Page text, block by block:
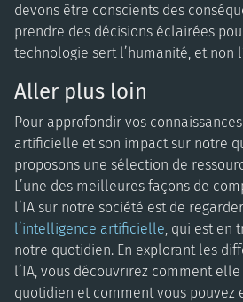
devons être conscients des
prendre des décisions éclairées
technologie sert l’humanité, et non
Aller plus loin
Pour approfondir vos
artificielle et son impact sur notre
proposons une sélection de
L’une des meilleures façons de
l’IA sur notre société est de
l’intelligence artificielle , qui est
notre quotidien. En explorant les
l’IA, vous découvrirez comment
quotidien et comment vous pouvez